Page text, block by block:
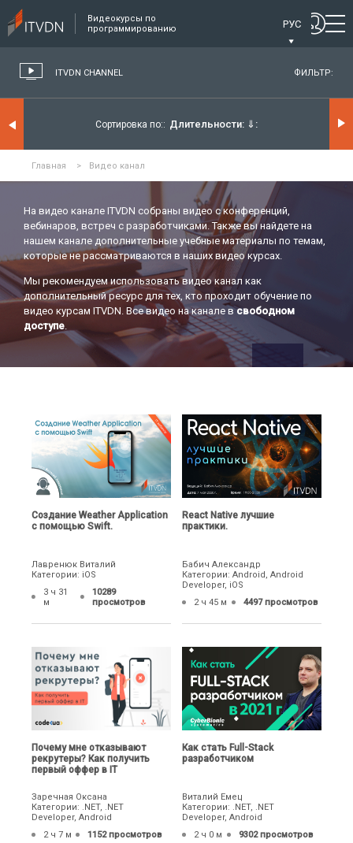
Видеокурсы по
программированию
РУС
ITVDN CHANNEL ФИЛЬТР:
Сортировка по: Длительности: ⇓
Главная > Видео канал
На видео канале ITVDN собраны видео с конференций,
вебинаров, встреч с разработчиками. Также вы найдете на
нашем канале дополнительные учебные материалы по темам,
которые не рассматриваются в наших видео курсах.
Мы рекомендуем использовать видео канал как
дополнительный ресурс для тех, кто проходит обучение по
видео курсам ITVDN. Все видео на канале всвободном
доступе.
Создание Weather Application
с помощью Swift.
Лавренюк Виталий
Категории: iOS
3 ч 31
м
10289
просмотров
React Native лучшие
практики.
Бабич Александр
Категории: Android, Android
Developer, iOS
2 ч 45 м
4497 просмотров
Почему мне отказывают
рекрутеры? Как получить
первый оффер в IT
Заречная Оксана
Категории: .NET, .NET
Developer, Android
2 ч 7 м
1152 просмотров
Как стать Full-Stack
разработчиком
Виталий Емец
Категории: .NET, .NET
Developer, Android
2 ч 0 м
9302 просмотров